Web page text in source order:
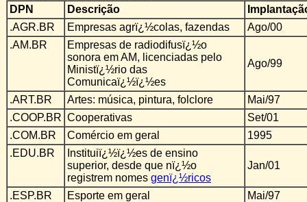
DPN
Descrição
.AGR.BR
Empresas agrï¿½colas, fazendas
Ago/00
.AM.BR
Empresas de radiodifusï¿½o
sonora em AM, licenciadas pelo
Ministï¿½rio das
Comunicaï¿½ï¿½es
Ago/99
.ART.BR Artes: música, pintura, folclore
Mai/97
.COOP.BR Cooperativas
Set/01
.COM.BR
Comércio em geral
1995
.EDU.BR
Instituiï¿½ï¿½es de ensino
superior, desde que nï¿½o
registrem nomes genï¿½ricos
Jan/01
.ESP.BR Esporte em geral
Mai/97